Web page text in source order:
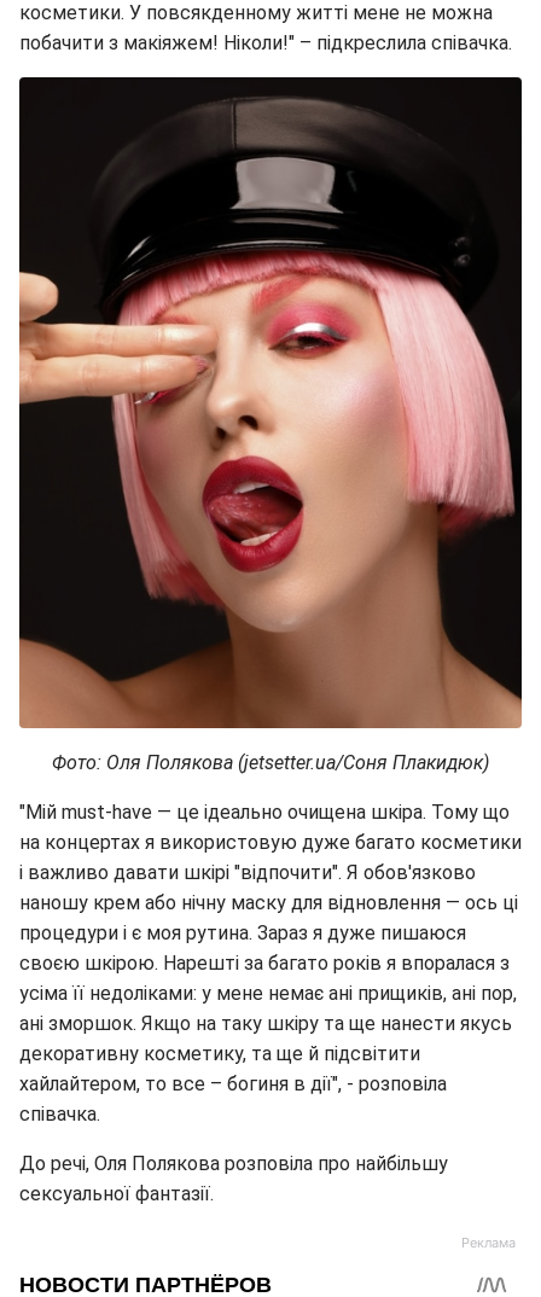
косметики. У повсякденному житті мене не можна
побачити з макіяжем! Ніколи!" – підкреслила співачка.
Фото: Оля Полякова (jetsetter.ua/Соня Плакидюк)
"Мій must-have — це ідеально очищена шкіра. Тому що
на концертах я використовую дуже багато косметики
і важливо давати шкірі "відпочити". Я обов'язково
наношу крем або нічну маску для відновлення — ось ці
процедури і є моя рутина. Зараз я дуже пишаюся
своєю шкірою. Нарешті за багато років я впоралася з
усіма її недоліками: у мене немає ані прищиків, ані пор,
ані зморшок. Якщо на таку шкіру та ще нанести якусь
декоративну косметику, та ще й підсвітити
хайлайтером, то все – богиня в дії", - розповіла
співачка.
До речі, Оля Полякова розповіла про найбільшу
сексуальної фантазії.